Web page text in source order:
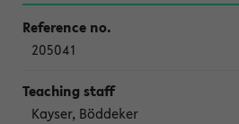
205041
Kayser, Böddeker